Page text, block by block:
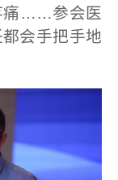
痛……参会医
会手把手地